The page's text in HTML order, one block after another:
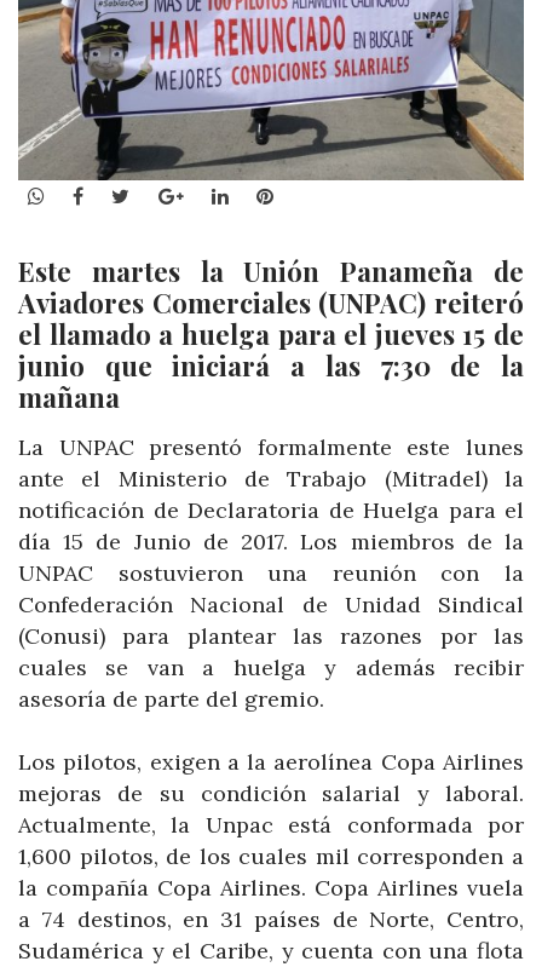
WhatsApp
Facebook
TwitterGoogle+LinkedInPinterest
Este martes la Unión Panameña de
Aviadores Comerciales (UNPAC) reiteró
el llamado a huelga para el jueves 15 de
junio que iniciará a las 7:30 de la
mañana
La UNPAC presentó formalmente este lunes
ante el Ministerio de Trabajo (Mitradel) la
notificación de Declaratoria de Huelga para el
día 15 de Junio de 2017. Los miembros de la
UNPAC sostuvieron una reunión con la
Confederación Nacional de Unidad Sindical
(Conusi) para plantear las razones por las
cuales se van a huelga y además recibir
asesoría de parte del gremio.
Los pilotos, exigen a la aerolínea Copa Airlines
mejoras de su condición salarial y laboral.
Actualmente, la Unpac está conformada por
1,600 pilotos, de los cuales mil corresponden a
la compañía Copa Airlines. Copa Airlines vuela
a 74 destinos, en 31 países de Norte, Centro,
Sudamérica y el Caribe, y cuenta con una flota